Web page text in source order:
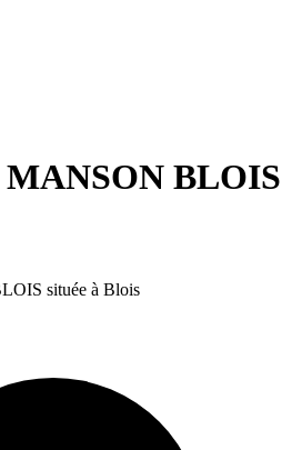
BLOIS
située à Blois